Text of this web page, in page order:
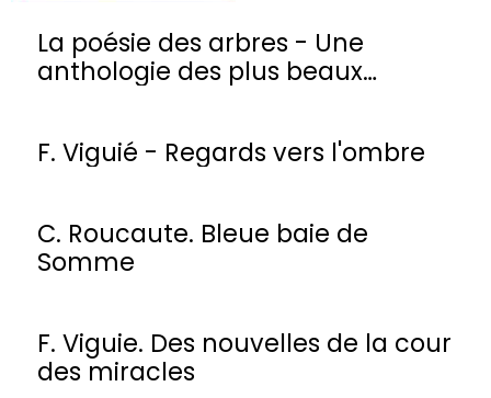
La poésie des arbres - Une
anthologie des plus beaux
F. Viguié - Regards vers l'ombre
C. Roucaute. Bleue baie de
Somme
F. Viguie. Des nouvelles de la cour
des miracles